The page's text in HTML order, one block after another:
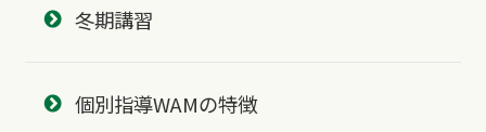
冬期講習
個別指導WAMの特徴